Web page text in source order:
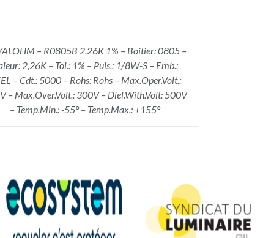
– R0805B 2.26K 1% – Boitier: 0805 –
2,26K – Tol.: 1% – Puis.: 1/8W-S – Emb.:
– Cdt.: 5000 – Rohs: Rohs – Max.Oper.Volt.:
– Max.Over.Volt.: 300V – Diel.With.Volt: 500V
– Temp.Min.: -55° – Temp.Max.: +155°